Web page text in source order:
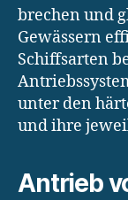
brechen und
Gewässern
Schiffsarten
unter den
und ihre
Antrieb